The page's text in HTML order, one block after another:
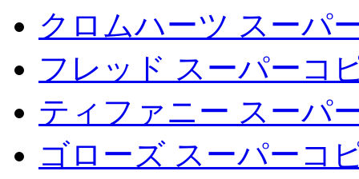
クロムハーツ スーパ
フレッド スーパーコ
ティファニー スーパ
ゴローズ スーパーコ